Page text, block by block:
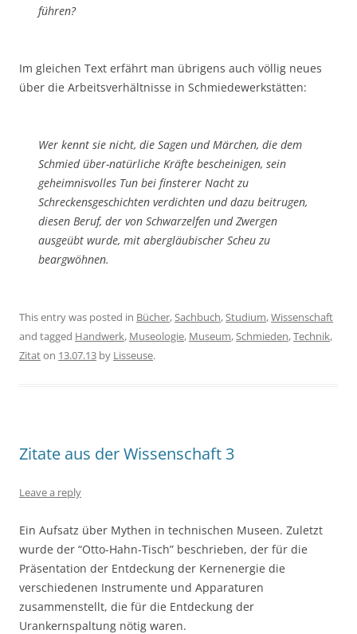
führen?
Im gleichen Text erfährt man übrigens auch völlig neues
über die Arbeitsverhältnisse in Schmiedewerkstätten:
Wer kennt sie nicht, die Sagen und Märchen, die dem
Schmied über-natürliche Kräfte bescheinigen, sein
geheimnisvolles Tun bei finsterer Nacht zu
Schreckensgeschichten verdichten und dazu beitrugen,
diesen Beruf, der von Schwarzelfen und Zwergen
ausgeübt wurde, mit abergläubischer Scheu zu
beargwöhnen.
This entry was posted in Bücher,Sachbuch,Studium,Wissenschaft
and tagged Handwerk, Museologie, Museum,Schmieden,Technik,
Zitaton 13.07.13 by Lisseuse.
Zitate aus der Wissenschaft 3
Leave a reply
Ein Aufsatz über Mythen in technischen Museen. Zuletzt
wurde der “Otto-Hahn-Tisch” beschrieben, der für die
Präsentation der Entdeckung der Kernenergie die
verschiedenen Instrumente und Apparaturen
zusammenstellt, die für die Entdeckung der
Urankernspaltung nötig waren.